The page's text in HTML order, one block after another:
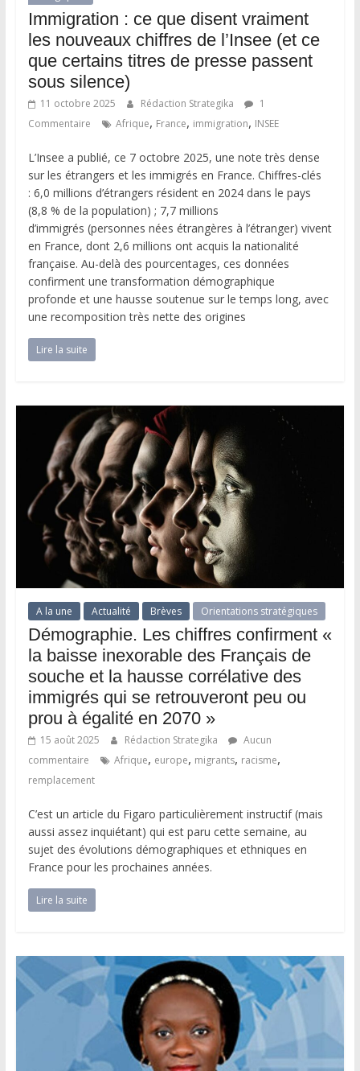
Immigration : ce que disent vraiment
les nouveaux chiffres de l’Insee (et ce
que certains titres de presse passent
sous silence)
11 octobre 2025 Rédaction Strategika
1
Commentaire
Afrique, France, immigration, INSEE
L’Insee a publié, ce 7 octobre 2025, une note très dense
sur les étrangers et les immigrés en France. Chiffres-clés
: 6,0 millions d’étrangers résident en 2024 dans le pays
(8,8 % de la population) ; 7,7 millions
d’immigrés (personnes nées étrangères à l’étranger) vivent
en France, dont 2,6 millions ont acquis la nationalité
française. Au-delà des pourcentages, ces données
confirment une transformation démographique
profonde et une hausse soutenue sur le temps long, avec
une recomposition très nette des origines
Lire la suite
A la une Actualité Brèves Orientations stratégiques
Démographie. Les chiffres confirment «
la baisse inexorable des Français de
souche et la hausse corrélative des
immigrés qui se retrouveront peu ou
prou à égalité en 2070 »
15 août 2025 Rédaction Strategika
Aucun
commentaire
Afrique, europe, migrants, racisme,
remplacement
C’est un article du Figaro particulièrement instructif (mais
aussi assez inquiétant) qui est paru cette semaine, au
sujet des évolutions démographiques et ethniques en
France pour les prochaines années.
Lire la suite